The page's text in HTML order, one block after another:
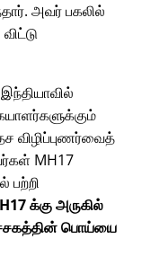
அவர் பகலில்
விழிப்புணர்வைத்
MH17
க்கு அருகில்
பொய்யை